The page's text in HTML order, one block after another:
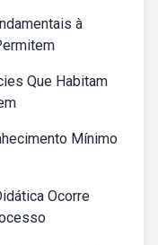
à
Que Habitam
Mínimo
Ocorre